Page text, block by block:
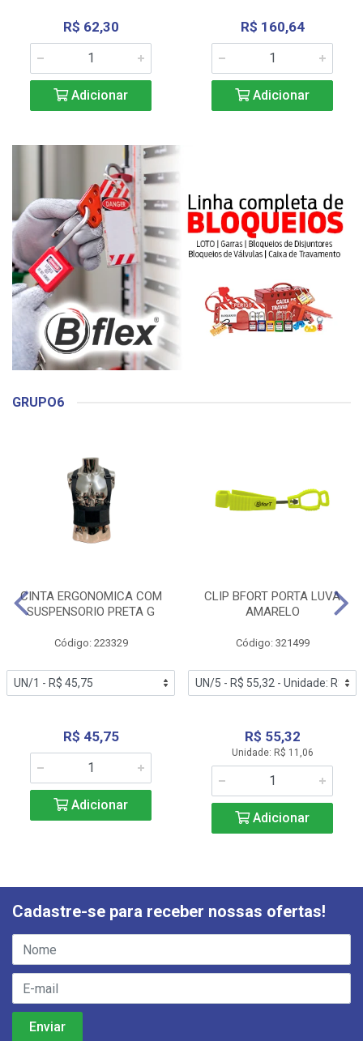
R$ 62,30
Adicionar
R$ 160,64
Adicionar
GRUPO6
CINTA ERGONOMICA COM
SUSPENSORIO PRETA G
Código: 223329
R$ 45,75
Adicionar
CLIP BFORT PORTA LUVA
AMARELO
Código: 321499
R$ 55,32
Unidade: R$ 11,06
Adicionar
Cadastre-se para receber nossas ofertas!